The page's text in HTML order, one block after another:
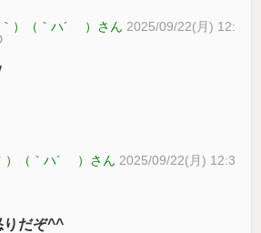
｀）（｀ハ´ ）さん 2025/09/22(月) 12:
）（｀ハ´ ）さん 2025/09/22(月) 12:3
りだぞ^^